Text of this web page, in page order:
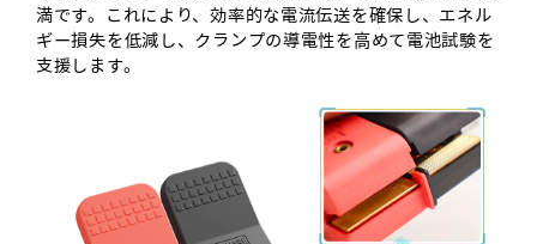
満です。これにより、効率的な電流伝送を確保し、エネル
ギー損失を低減し、クランプの導電性を高めて電池試験を
支援します。